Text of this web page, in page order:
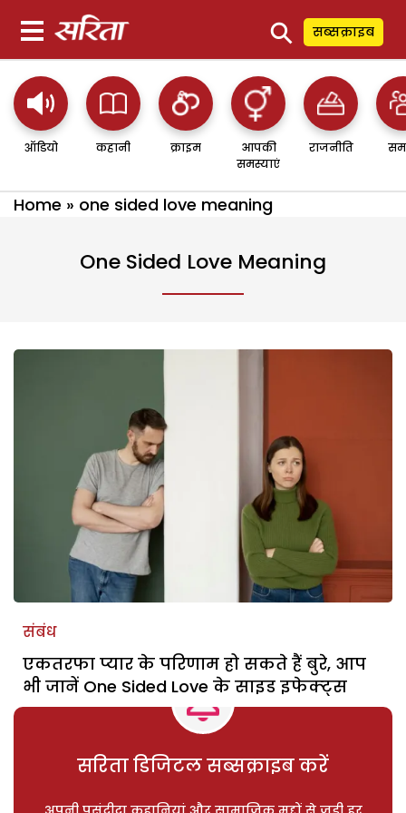
⚲ सब्सक्राइब
ऑडियो कहानी क्राइम
आपकी
समस्याएं
राजनीति
Home » one sided love meaning
One Sided Love Meaning
संबंध
एकतरफा प्यार के परिणाम हो सकते हैं बुरे, आप
भी जानें One Sided Love के साइड इफेक्ट्स
सरिता डिजिटल सब्सक्राइब करें